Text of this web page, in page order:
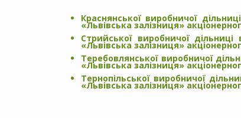
Краснянської виробничої
«Львівська залізниця»
Стрийської виробничої дільниці
«Львівська залізниця»
Теребовлянської виробничої
«Львівська залізниця»
Тернопільської виробничої
«Львівська залізниця»